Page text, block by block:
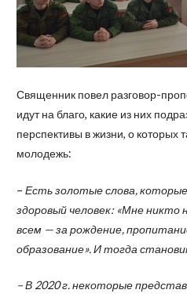
Священник повел разговор-
идут на благо, какие из них
перспективы в жизни, о которых
молодежь:
– Есть золотые слова,
здоровый человек: «Мне никто
всем — за рождение,
образование». И тогда
– В 2020 г. некоторые